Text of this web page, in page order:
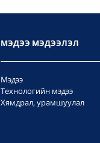
МЭДЭЭ МЭДЭЭЛЭЛ
Мэдээ
Технологийн мэдээ
Хямдрал, урамшуулал